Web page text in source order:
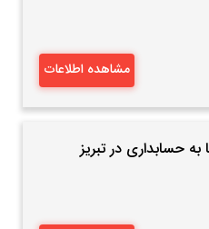
مشاهده اطلاعات
حسابداری در تبریز